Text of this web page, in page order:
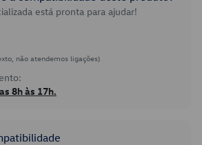
está pronta para ajudar!
não atendemos ligações)
8h às 17h.